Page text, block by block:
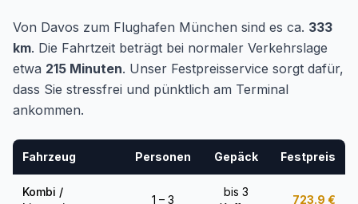
Von Davos zum Flughafen München sind es ca. 333
km. Die Fahrtzeit beträgt bei normaler Verkehrslage
etwa 215 Minuten. Unser Festpreisservice sorgt dafür,
dass Sie stressfrei und pünktlich am Terminal
ankommen.
Fahrzeug Personen Gepäck Festpreis
Kombi /
1 – 3
bis 3
723.9 €